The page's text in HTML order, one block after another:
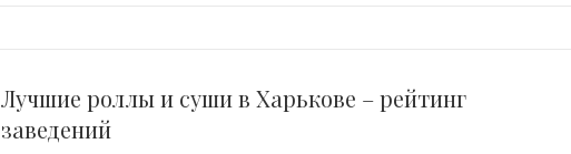
Лучшие роллы и суши в Харькове – рейтинг
заведений